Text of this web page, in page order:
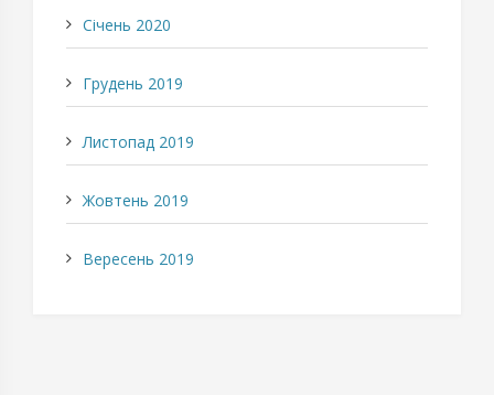
Січень 2020
Грудень 2019
Листопад 2019
Жовтень 2019
Вересень 2019